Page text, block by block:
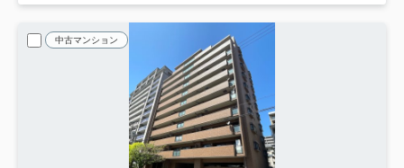
中古マンション